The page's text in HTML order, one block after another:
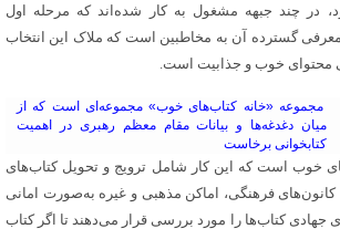
در چند جبهه مشغول به کار شده‌اند که مرحله اول
گسترده آن به مخاطبین است که ملاک این انتخاب
محتوای خوب و جذابیت است.
مجموعه «خانه کتاب‌های خوب» مجموعه‌ای است که از
میان دغدغه‌ها و بیانات مقام معظم رهبری در اهمیت
کتابخوانی برخاست
خوب است که این کار شامل ترویج و تحویل کتاب‌های
فرهنگی، اماکن مذهبی و غیره به‌صورت امانی
جهادی کتاب‌ها را مورد بررسی قرار می‌دهند تا اگر کتاب